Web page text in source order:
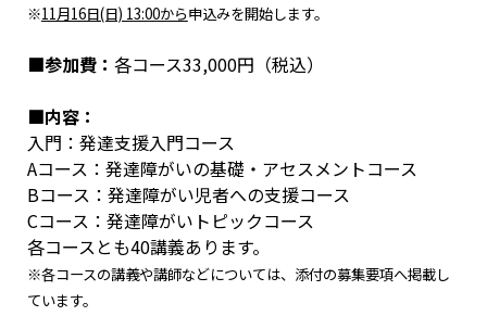
※11月16日(日) 13:00から申込みを開始します。
■参加費： 各コース33,000円（税込）
■内容：
入門：発達支援入門コース
Aコース：発達障がいの基礎・アセスメントコース
Bコース：発達障がい児者への支援コース
Cコース：発達障がいトピックコース
各コースとも40講義あります。
※各コースの講義や講師などについては、添付の募集要項へ掲載し
ています。